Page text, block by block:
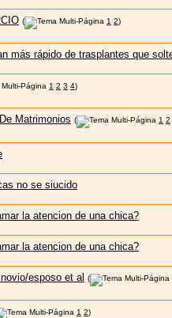
( 1 2)
más rápido de trasplantes que
1 2 3 4)
Matrimonios ( 1 2
no se siucido
la atencion de una chica?
la atencion de una chica?
esposo et al (
1 2)